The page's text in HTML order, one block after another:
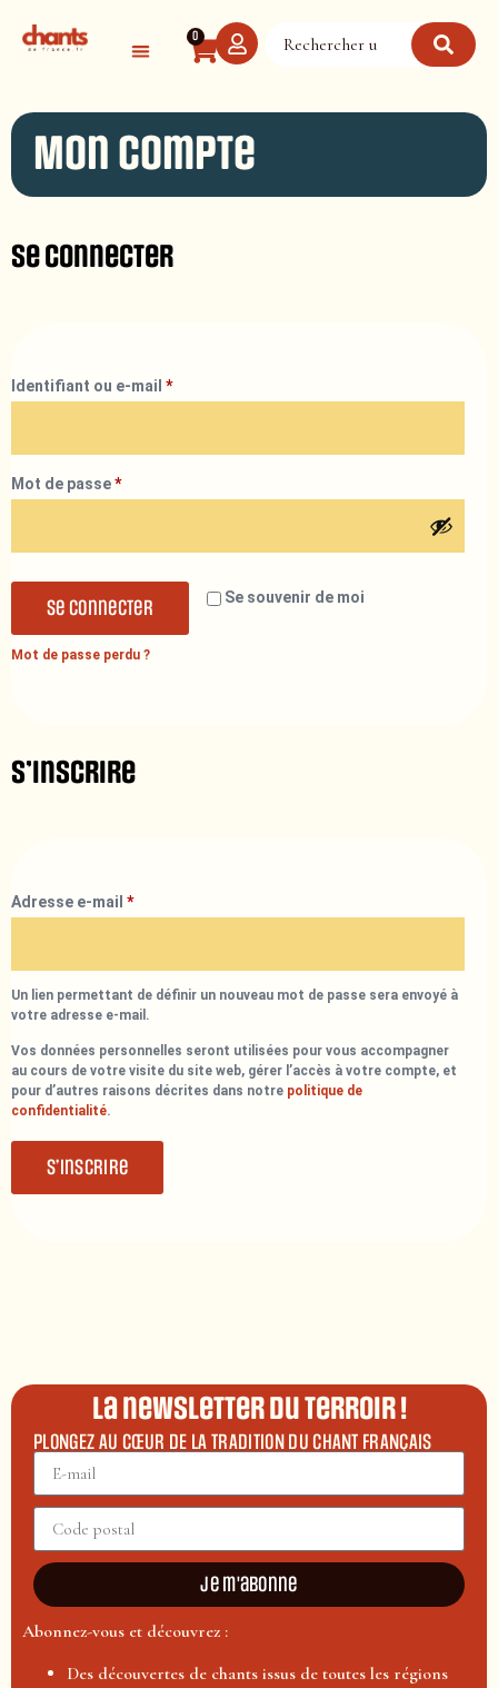
0
Mon compte
Se connecter
Identifiant ou e-mail *
Mot de passe*
Se souvenir de moi
Se connecter
Mot de passe perdu ?
S’inscrire
Adresse e-mail *
Un lien permettant de définir un nouveau mot de passe sera envoyé à
votre adresse e-mail.
Vos données personnelles seront utilisées pour vous accompagner
au cours de votre visite du site web, gérer l’accès à votre compte, et
pour d’autres raisons décrites dans notre politique de
confidentialité.
S’inscrire
La newsletter du terroir !
PLONGEZ AU CŒUR DE LA TRADITION DU CHANT FRANÇAIS
Je m'abonne
Abonnez-vous et découvrez :
Des découvertes de chants issus de toutes les régions